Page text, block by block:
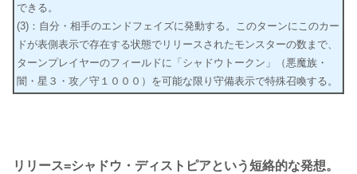
できる。
(3)：自分・相手のエンドフェイズに発動する。このターンにこのカー
ドが表側表示で存在する状態でリリースされたモンスターの数まで、
ターンプレイヤーのフィールドに「シャドウトークン」（悪魔族・
闇・星３・攻／守１０００）を可能な限り守備表示で特殊召喚する。
リリース=シャドウ・ディストピアという短絡的な発想。